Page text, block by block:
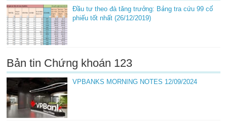
Đầu tư theo đà tăng trưởng: Bảng tra cứu 99 cổ
phiếu tốt nhất (26/12/2019)
Bản tin Chứng khoán 123
VPBANKS MORNING NOTES 12/09/2024